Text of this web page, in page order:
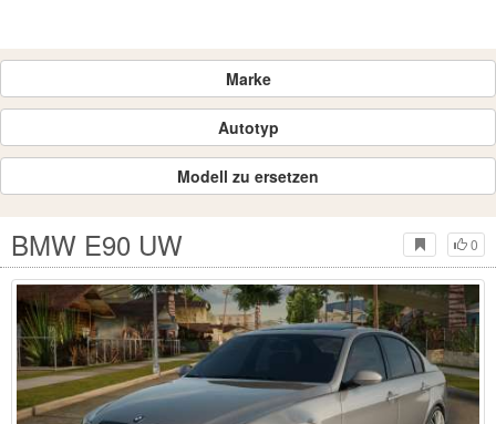
Marke
Autotyp
Modell zu ersetzen
0
BMW E90 UW